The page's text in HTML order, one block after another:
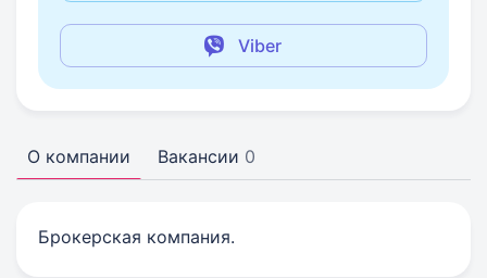
Viber
О компании Вакансии 0
Брокерская компания.